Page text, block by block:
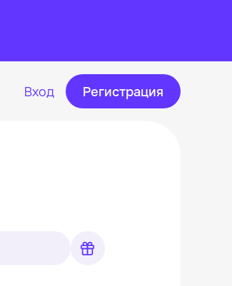
Вход Регистрация